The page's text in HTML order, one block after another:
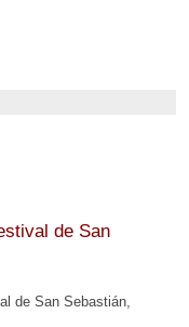
de San
de San Sebastián,